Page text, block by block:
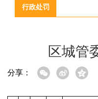
行政处罚
区城管
分享：